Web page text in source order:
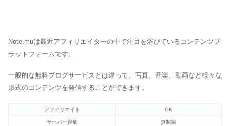
Note.muは最近アフィリエイターの中で注目を浴びているコンテンツプ
ラットフォームです。
一般的な無料ブログサービスとは違って、写真、音楽、動画など様々な
形式のコンテンツを発信することができます。
アフィリエイト OK
サーバー容量 無制限